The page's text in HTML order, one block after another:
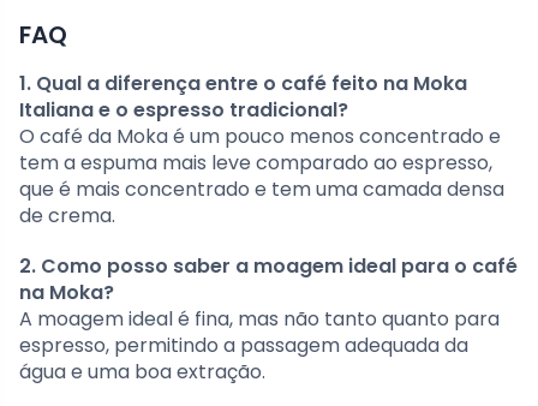
FAQ
1. Qual a diferença entre o café feito na Moka
Italiana e o espresso tradicional?
O café da Moka é um pouco menos concentrado e
tem a espuma mais leve comparado ao espresso,
que é mais concentrado e tem uma camada densa
de crema.
2. Como posso saber a moagem ideal para o café
na Moka?
A moagem ideal é fina, mas não tanto quanto para
espresso, permitindo a passagem adequada da
água e uma boa extração.